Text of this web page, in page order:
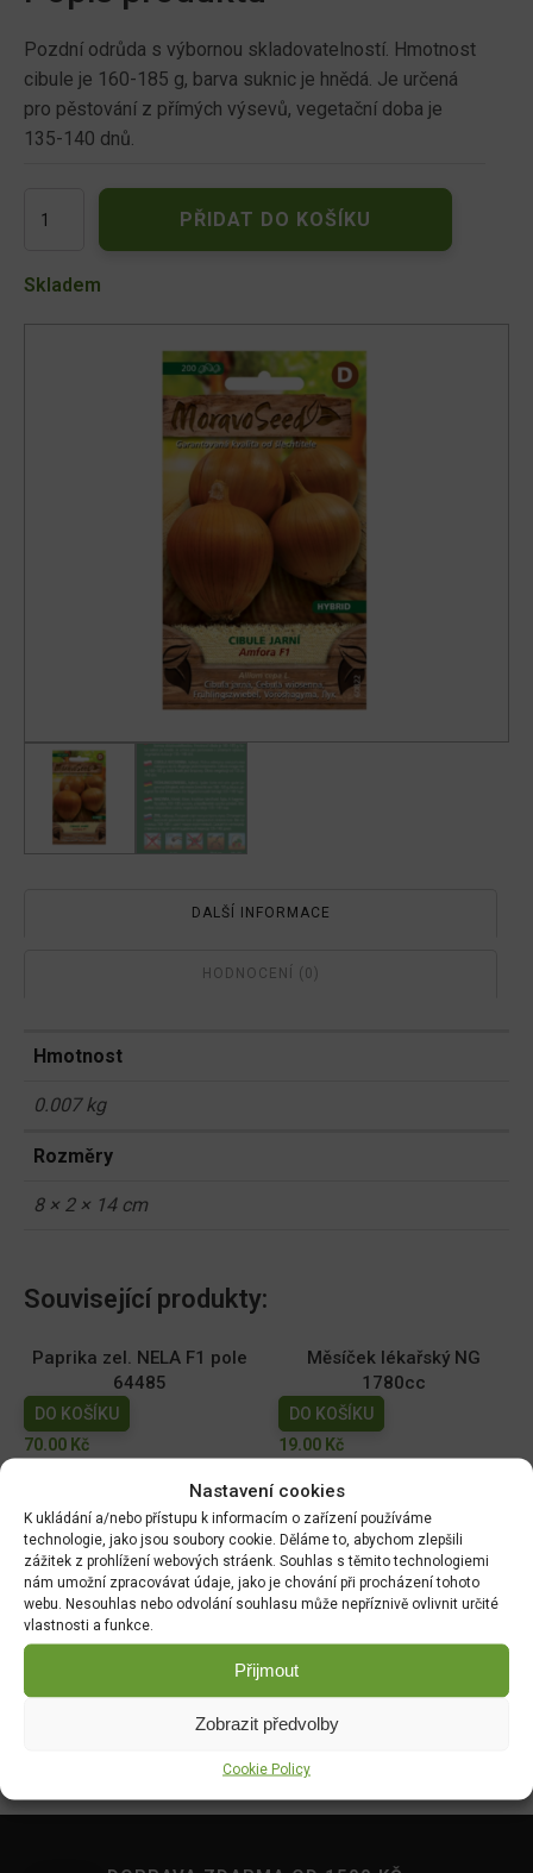
Nastavení cookies
K ukládání a/nebo přístupu k informacím o zařízení používáme
technologie, jako jsou soubory cookie. Děláme to, abychom zlepšili
zážitek z prohlížení webových stráenk. Souhlas s těmito technologiemi
nám umožní zpracovávat údaje, jako je chování při procházení tohoto
webu. Nesouhlas nebo odvolání souhlasu může nepříznivě ovlivnit určité
vlastnosti a funkce.
Přijmout
Zobrazit předvolby
Cookie Policy
Pozdní odrůda s výbornou skladovatelností. Hmotnost
cibule je 160-185 g, barva suknic je hnědá. Je určená
pro pěstování z přímých výsevů, vegetační doba je
135-140 dnů.
jarní
F1
PŘIDAT DO KOŠÍKU
Skladem
DALŠÍ INFORMACE
HODNOCENÍ (0)
Hmotnost
0.007 kg
Rozměry
8 × 2 × 14 cm
Související produkty:
Paprika zel. NELA F1 pole
64485
DO KOŠÍKU
70.00 Kč
Měsíček lékařský NG
1780cc
DO KOŠÍKU
19.00 Kč
Dobrá semena - Kiwano -
africká okurka 10s 2257
DO KOŠÍKU
44.00Kč
Dobrá semena - Sója
Edamame - Chiba Green
10g 3972
DO KOŠÍKU
52.00Kč
raný velkozrnný bezlistý
50g 1048
Serpentine F1 2g 4080